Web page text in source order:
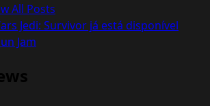
All Posts
Jedi: Survivor já está disponível
Jam